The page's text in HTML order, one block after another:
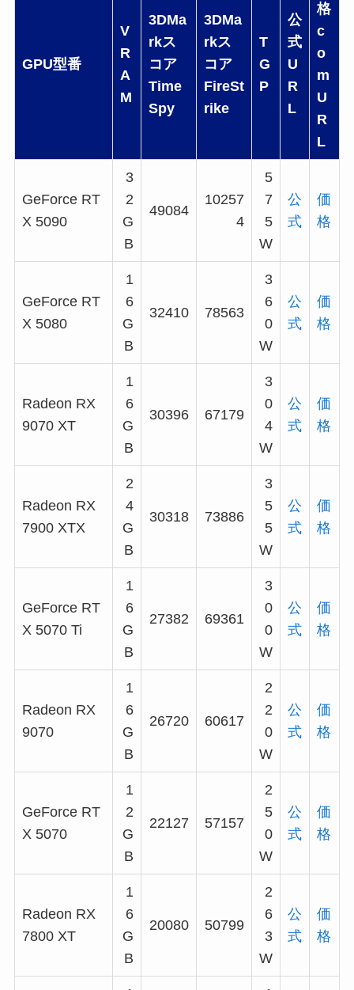
GPU型番
V
R
A
M
3DMa
rkス
コア
Time
Spy
3DMa
rkス
コア
FireSt
rike
T
G
P
公
式
U
R
L
格
c
o
m
U
R
L
GeForce RT
X 5090
3
2
G
B
49084
10257
4
5
7
5
W
公
式
価
格
GeForce RT
X 5080
1
6
G
B
32410 78563
3
6
0
W
公
式
価
格
Radeon RX
9070 XT
1
6
G
B
30396 67179
3
0
4
W
公
式
価
格
Radeon RX
7900 XTX
2
4
G
B
30318 73886
3
5
5
W
公
式
価
格
GeForce RT
X 5070 Ti
1
6
G
B
27382 69361
3
0
0
W
公
式
価
格
Radeon RX
9070
1
6
G
B
26720 60617
2
2
0
W
公
式
価
格
GeForce RT
X 5070
1
2
G
B
22127 57157
2
5
0
W
公
式
価
格
Radeon RX
7800 XT
1
6
G
B
20080 50799
2
6
3
W
公
式
価
格